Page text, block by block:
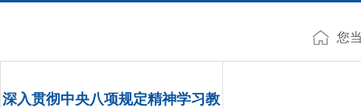
您
深入贯彻中央八项规定精神学习教